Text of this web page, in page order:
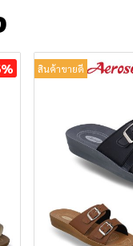
สินค้าขายดี